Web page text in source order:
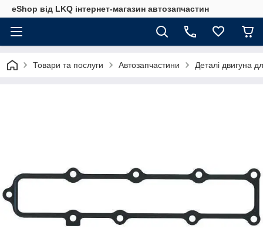
eShop від LKQ інтернет-магазин автозапчастин
Товари та послуги Автозапчастини Деталі двигуна